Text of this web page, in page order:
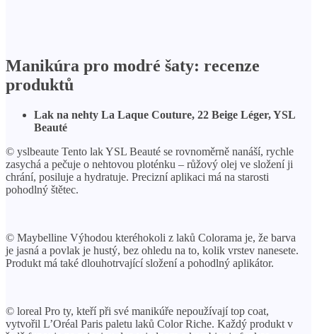
Manikúra pro modré šaty: recenze
produktů
Lak na nehty La Laque Couture, 22 Beige Léger, YSL
Beauté
© yslbeaute Tento lak YSL Beauté se rovnoměrně nanáší, rychle
zasychá a pečuje o nehtovou ploténku – růžový olej ve složení ji
chrání, posiluje a hydratuje. Precizní aplikaci má na starosti
pohodlný štětec.
© Maybelline Výhodou kteréhokoli z laků Colorama je, že barva
je jasná a povlak je hustý, bez ohledu na to, kolik vrstev nanesete.
Produkt má také dlouhotrvající složení a pohodlný aplikátor.
© loreal Pro ty, kteří při své manikúře nepoužívají top coat,
vytvořil L’Oréal Paris paletu laků Color Riche. Každý produkt v